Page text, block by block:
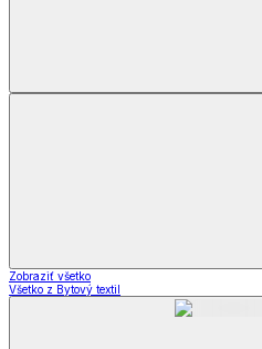
Zobraziť všetko
Všetko z Bytový textil